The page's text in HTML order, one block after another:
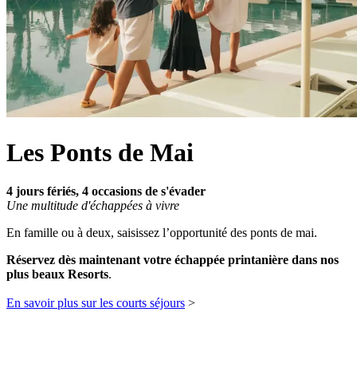
Les Ponts de Mai
4 jours fériés, 4 occasions de s'évader
Une multitude d'échappées à vivre​
En famille ou à deux, saisissez l’opportunité des ponts de mai.
Réservez dès maintenant votre échappée printanière dans nos
plus beaux Resorts.
En savoir plus sur les courts séjours >